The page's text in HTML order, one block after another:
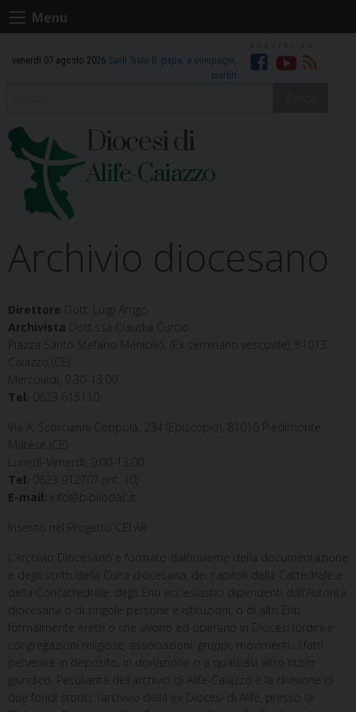
Skip
to
Menu
venerdì 07 agosto 2026 Santi Sisto II, papa, e compagni,
martiri
Facebook
Youtube
RSS
Diocesi di
Alife-Caiazzo
Archivio diocesano
Direttore Dott. Luigi Arrigo
Archivista Dott.ssa Claudia Curcio
Piazza Santo Stefano Menicillo, (Ex seminario vescovile), 81013
Caiazzo (CE)
Mercoledì, 9.30-13.00
Tel. 0823 615110
Via A. Scorciarini Coppola, 234 (Episcopio), 81016 Piedimonte
Matese (CE)
Lunedì-Venerdì, 9.00-13.00
Tel. 0823 912707 (int. 10)
E-mail: info@bibliodac.it
Inserito nel Progetto CEI AR
L’Archivio Diocesano è formato dall’insieme della documentazione
e degli scritti della Curia diocesana, dei capitoli della Cattedrale e
della Concattedrale, degli Enti ecclesiastici dipendenti dall’Autorità
diocesana o di singole persone e istituzioni, o di altri Enti
formalmente eretti o che vivono ed operano in Diocesi (ordini e
congregazioni religiose, associazioni, gruppi, movimenti…) fatti
pervenire in deposito, in donazione o a qualsiasi altro titolo
giuridico. Peculiarità dell’archivio di Alife-Caiazzo è la divisione di
due fondi storici: l’archivio della ex Diocesi di Alife, presso la